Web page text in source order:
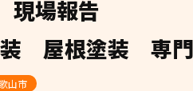
場報告
屋根塗装 専
山市